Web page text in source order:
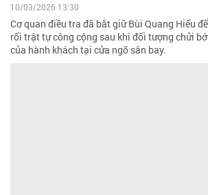
10/03/2026 13:30
Cơ quan điều tra đã bắt giữ Bùi Quang Hiếu
rối trật tự công cộng sau khi đối tượng chửi
của hành khách tại cửa ngõ sân bay.